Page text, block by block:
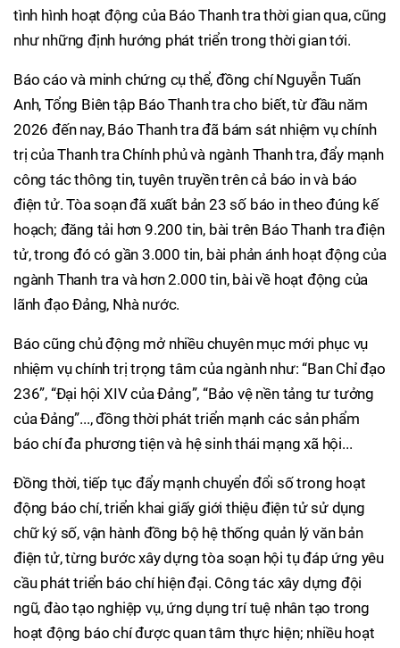
tình hình hoạt động của Báo Thanh tra thời gian qua, cũng
như những định hướng phát triển trong thời gian tới.
Báo cáo và minh chứng cụ thể, đồng chí Nguyễn Tuấn
Anh, Tổng Biên tập Báo Thanh tra cho biết, từ đầu năm
2026 đến nay, Báo Thanh tra đã bám sát nhiệm vụ chính
trị của Thanh tra Chính phủ và ngành Thanh tra, đẩy mạnh
công tác thông tin, tuyên truyền trên cả báo in và báo
điện tử. Tòa soạn đã xuất bản 23 số báo in theo đúng kế
hoạch; đăng tải hơn 9.200 tin, bài trên Báo Thanh tra điện
tử, trong đó có gần 3.000 tin, bài phản ánh hoạt động của
ngành Thanh tra và hơn 2.000 tin, bài về hoạt động của
lãnh đạo Đảng, Nhà nước.
Báo cũng chủ động mở nhiều chuyên mục mới phục vụ
nhiệm vụ chính trị trọng tâm của ngành như: “Ban Chỉ đạo
236”, “Đại hội XIV của Đảng”, “Bảo vệ nền tảng tư tưởng
của Đảng”..., đồng thời phát triển mạnh các sản phẩm
báo chí đa phương tiện và hệ sinh thái mạng xã hội...
Đồng thời, tiếp tục đẩy mạnh chuyển đổi số trong hoạt
động báo chí, triển khai giấy giới thiệu điện tử sử dụng
chữ ký số, vận hành đồng bộ hệ thống quản lý văn bản
điện tử, từng bước xây dựng tòa soạn hội tụ đáp ứng yêu
cầu phát triển báo chí hiện đại. Công tác xây dựng đội
ngũ, đào tạo nghiệp vụ, ứng dụng trí tuệ nhân tạo trong
hoạt động báo chí được quan tâm thực hiện; nhiều hoạt